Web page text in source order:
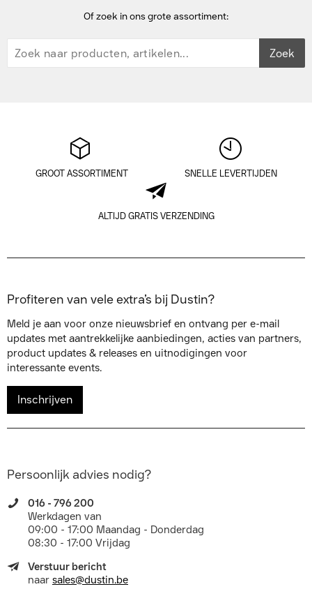
Of zoek in ons grote assortiment:
Zoek
GROOT ASSORTIMENT SNELLE LEVERTIJDEN
ALTIJD GRATIS VERZENDING
Profiteren van vele extra’s bij Dustin?
Meld je aan voor onze nieuwsbrief en ontvang per e-mail
updates met aantrekkelijke aanbiedingen, acties van partners,
product updates & releases en uitnodigingen voor
interessante events.
Inschrijven
Persoonlijk advies nodig?
016 - 796 200
Werkdagen van
09:00 - 17:00 Maandag - Donderdag
08:30 - 17:00 Vrijdag
Verstuur bericht
naar sales@dustin.be